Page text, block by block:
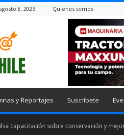
8, 2026 Quienes somos
y Reportajes Suscríbete
capacitación sobre conservación y